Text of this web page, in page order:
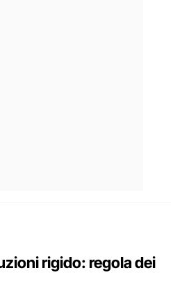
rigido: regola dei